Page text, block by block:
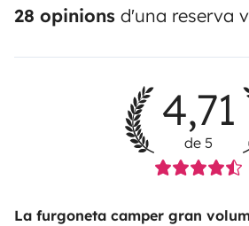
28 opinions d'una reserva
4,71
de 5
La furgoneta camper gran